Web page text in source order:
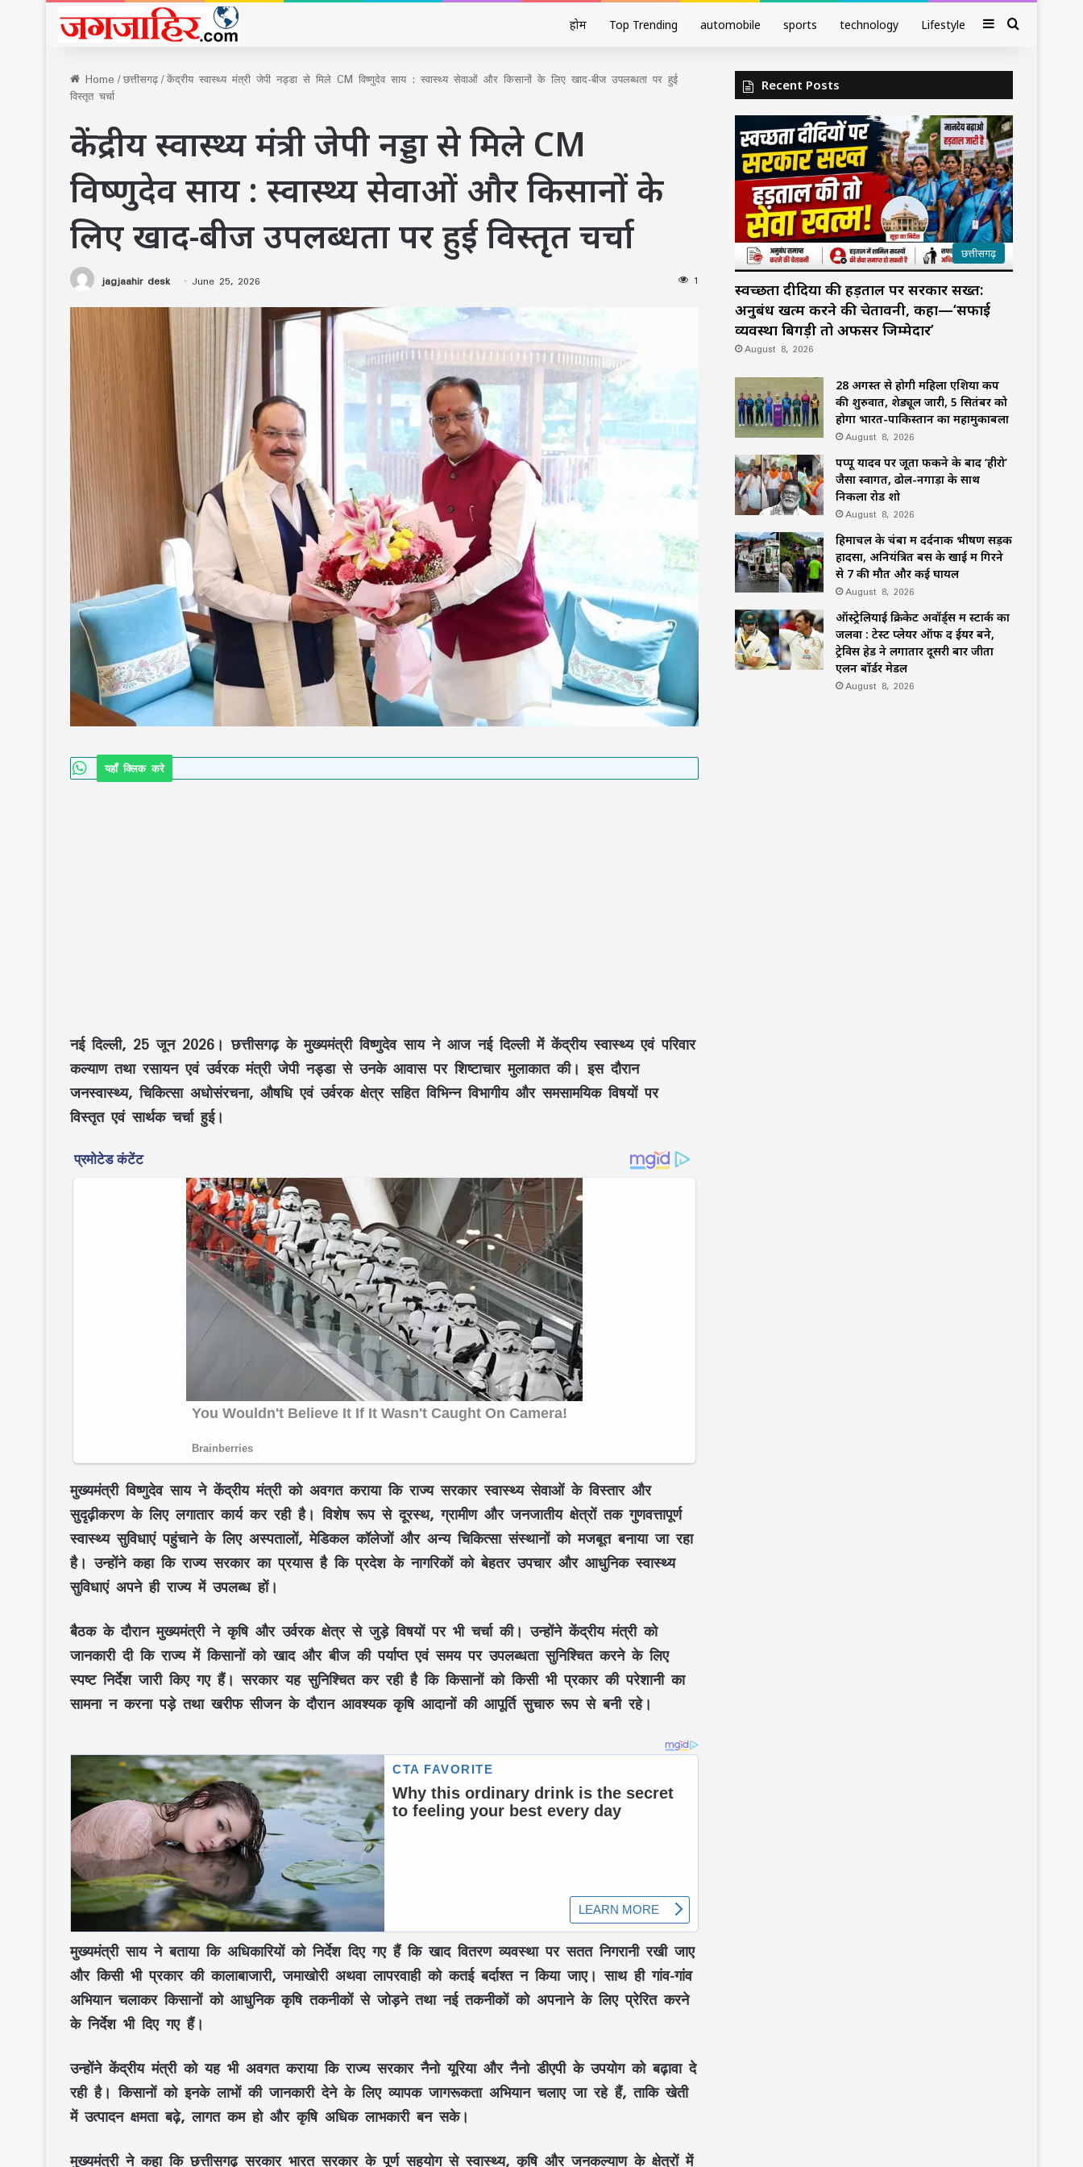
होम Top Trending automobile sports technology Lifestyle SidebarSearch
Home/छत्तीसगढ़/केंद्रीय स्वास्थ्य मंत्री जेपी नड्डा से मिले CM विष्णुदेव साय : स्वास्थ्य सेवाओं और किसानों के लिए खाद-बीज उपलब्धता पर हुई
विस्तृत चर्चा
केंद्रीय स्वास्थ्य मंत्री जेपी नड्डा से मिले CM
विष्णुदेव साय : स्वास्थ्य सेवाओं और किसानों के
लिए खाद-बीज उपलब्धता पर हुई विस्तृत चर्चा
jagjaahir desk June 25, 2026 1
यहाँ क्लिक करे
नई दिल्ली, 25 जून 2026। छत्तीसगढ़ के मुख्यमंत्रीविष्णुदेव सायने आज नई दिल्ली में केंद्रीयस्वास्थ्य एवं परिवार
कल्याणतथारसायन एवं उर्वरक मंत्री जेपी नड्डासे उनके आवास पर शिष्टाचार मुलाकात की। इस दौरान
जनस्वास्थ्य,चिकित्सा अधोसंरचना, औषधिएवंउर्वरक क्षेत्रसहित विभिन्न विभागीय और समसामयिक विषयों पर
विस्तृत एवं सार्थक चर्चा हुई।
मुख्यमंत्रीविष्णुदेव सायने केंद्रीय मंत्री को अवगत कराया कि राज्य सरकारस्वास्थ्य सेवाओं के विस्तारऔर
सुदृढ़ीकरणके लिए लगातार कार्य कर रही है। विशेष रूप सेदूरस्थ, ग्रामीण और जनजातीय क्षेत्रोंतकगुणवत्तापूर्ण
स्वास्थ्य सुविधाएंपहुंचाने के लिए अस्पतालों, मेडिकल कॉलेजोंऔर अन्य चिकित्सा संस्थानों को मजबूत बनाया जा रहा
है। उन्होंने कहा कि राज्य सरकार का प्रयास है कि प्रदेश के नागरिकों कोबेहतर उपचारऔर आधुनिक स्वास्थ्य
सुविधाएंअपने ही राज्य में उपलब्ध हों।
बैठक के दौरान मुख्यमंत्री नेकृषिऔरउर्वरक क्षेत्रसे जुड़े विषयों पर भी चर्चा की। उन्होंने केंद्रीय मंत्री को
जानकारी दी कि राज्य में किसानों कोखाद और बीज की पर्याप्त एवं समय पर उपलब्धतासुनिश्चित करने के लिए
स्पष्ट निर्देश जारी किए गए हैं। सरकार यह सुनिश्चित कर रही है कि किसानों को किसी भी प्रकार की परेशानी का
सामना न करना पड़े तथाखरीफ सीजनके दौरान आवश्यककृषि आदानोंकी आपूर्ति सुचारु रूप से बनी रहे।
मुख्यमंत्रीसायने बताया कि अधिकारियों को निर्देश दिए गए हैं किखाद वितरण व्यवस्थापर सतत निगरानी रखी जाए
और किसी भी प्रकार कीकालाबाजारी, जमाखोरीअथवा लापरवाही को कतई बर्दाश्त न किया जाए। साथ हीगांव-गांव
अभियानचलाकर किसानों को आधुनिक कृषि तकनीकोंसे जोड़ने तथा नई तकनीकों को अपनाने के लिए प्रेरित करने
के निर्देश भी दिए गए हैं।
उन्होंने केंद्रीय मंत्री को यह भी अवगत कराया कि राज्य सरकारनैनो यूरियाऔरनैनो डीएपीके उपयोग को बढ़ावा दे
रही है। किसानों को इनके लाभों की जानकारी देने के लिएव्यापक जागरूकता अभियानचलाए जा रहे हैं, ताकि खेती
मेंउत्पादन क्षमता बढ़े,लागत कम होऔर कृषि अधिक लाभकारी बन सके।
मुख्यमंत्री ने कहा किछत्तीसगढ़ सरकार भारत सरकारके पूर्ण सहयोग सेस्वास्थ्य, कृषि और जनकल्याणके क्षेत्रों में
Recent Posts
छत्तीसगढ़
स्वच्छता दीदियों की हड़ताल पर सरकार सख्त:
अनुबंध खत्म करने की चेतावनी, कहा—‘सफाई
व्यवस्था बिगड़ी तो अफसर जिम्मेदार’
August 8, 2026
28 अगस्त से होगी महिला एशिया कप
की शुरुवात, शेड्यूल जारी, 5 सितंबर को
होगा भारत-पाकिस्तान का महामुकाबला
August 8, 2026
पप्पू यादव पर जूता फेंकने के बाद ‘हीरो’
जैसा स्वागत, ढोल-नगाड़ों के साथ
निकला रोड शो
August 8, 2026
हिमाचल के चंबा में दर्दनाक भीषण सड़क
हादसा, अनियंत्रित बस के खाई में गिरने
से 7 की मौत और कई घायल
August 8, 2026
ऑस्ट्रेलियाई क्रिकेट अवॉर्ड्स में स्टार्क का
जलवा : टेस्ट प्लेयर ऑफ द ईयर बने,
ट्रेविस हेड ने लगातार दूसरी बार जीता
एलन बॉर्डर मेडल
August 8, 2026